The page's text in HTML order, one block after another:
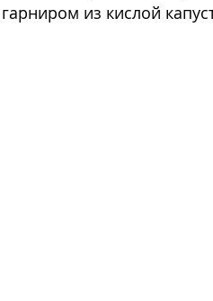
гарниром из кислой